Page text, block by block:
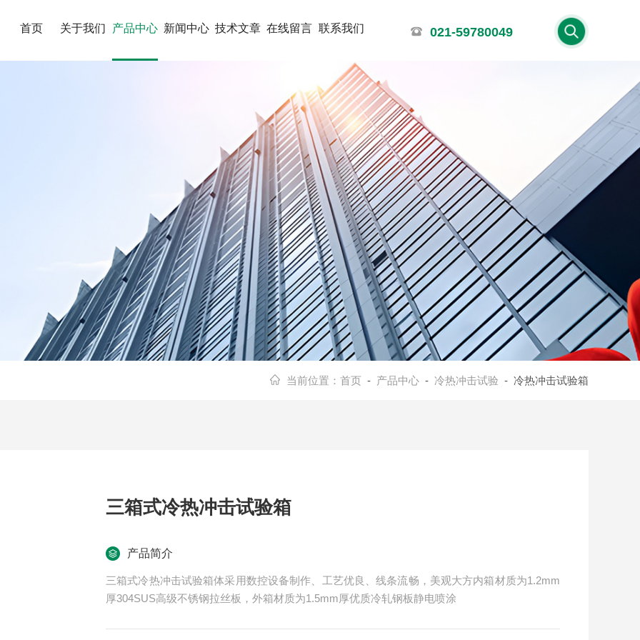
首页 关于我们 产品中心 新闻中心 技术文章 在线留言 联系我们 021-59780049
当前位置： 首页 - 产品中心 - 冷热冲击试验 - 冷热冲击试验箱
三箱式冷热冲击试验箱
产品简介
三箱式冷热冲击试验箱体采用数控设备制作、工艺优良、线条流畅，美观大方内箱材质为1.2mm
厚304SUS高级不锈钢拉丝板，外箱材质为1.5mm厚优质冷轧钢板静电喷涂